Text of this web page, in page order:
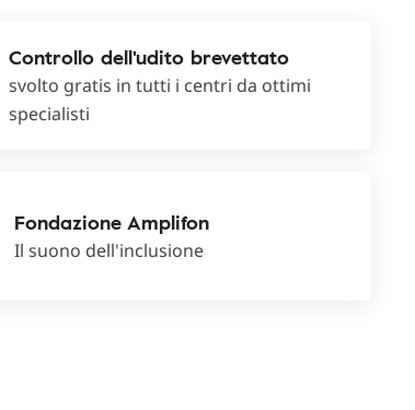
Controllo dell'udito brevettato
svolto gratis in tutti i centri da ottimi
specialisti
Fondazione Amplifon
Il suono dell'inclusione